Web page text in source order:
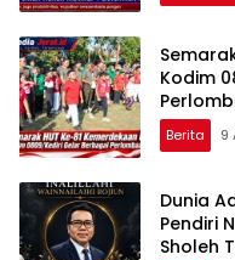
Kodim
Berita 9
Dunia
Pendiri
Sholeh